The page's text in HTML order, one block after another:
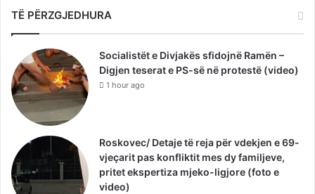
TË PËRZGJEDHURA
Socialistët e Divjakës sfidojnë Ramën –
Digjen teserat e PS-së në protestë (video)
1 hour ago
Roskovec/ Detaje të reja për vdekjen e 69-
vjeçarit pas konfliktit mes dy familjeve,
pritet ekspertiza mjeko-ligjore (foto e
video)